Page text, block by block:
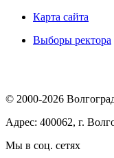
Карта сайта
Выборы ректора
© 2000-2026
Адрес: 400062, г.
Мы в соц. сетях